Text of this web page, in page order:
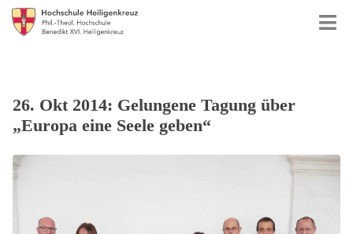
26. Okt 2014: Gelungene Tagung über
„Europa eine Seele geben“